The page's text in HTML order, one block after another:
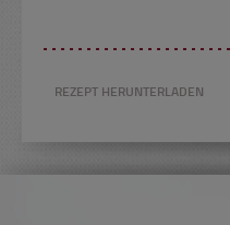
REZEPT HERUNTERLADEN